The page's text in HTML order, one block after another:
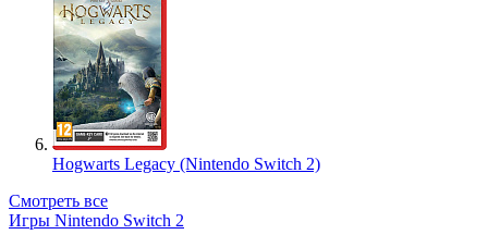
Hogwarts Legacy (Nintendo Switch 2)
Смотреть все
Игры Nintendo Switch 2